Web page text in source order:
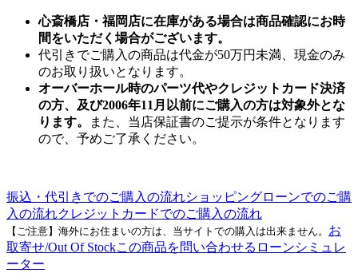
心斎橋店・福岡店に在庫がある場合は商品確認にお時
間をいただく場合がございます。
代引きでご購入の商品は代金が50万円未満、現金のみ
のお取り扱いとなります。
オーバーホール時のパーツ代やクレジットカード決済
の方、及び2006年11月以前にご購入の方は対象外とな
ります。
また、当店保証書のご提示が条件となります
ので、予めご了承ください。
振込・代引きでのご購入の流れショッピングローンでのご購
入の流れクレジットカードでのご購入の流れ
【ご注意】海外にお住まいの方は、当サイトでの購入は出来ません。 お
取寄せ/Out Of Stockこの商品を問い合わせる ローンシミュレ
ーター